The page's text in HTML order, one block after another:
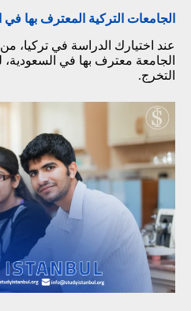
الجامعات التركية المعترف بها في
عند اختيارك الدراسة في تركيا،
الجامعة معترف بها في
التخرج.